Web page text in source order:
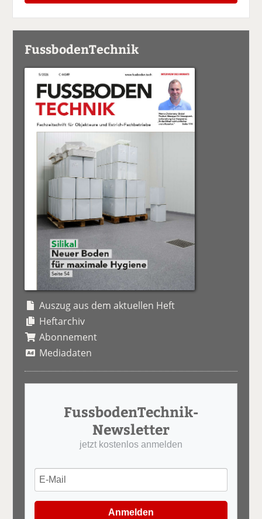
FussbodenTechnik
Auszug aus dem aktuellen Heft
Heftarchiv
Abonnement
Mediadaten
FussbodenTechnik-
Newsletter
jetzt kostenlos anmelden
Anmelden